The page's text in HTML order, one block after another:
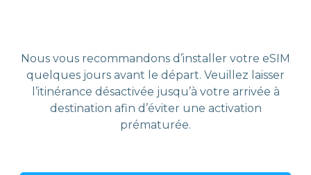
Nous vous recommandons d’installer votre eSIM
quelques jours avant le départ. Veuillez laisser
l’itinérance désactivée jusqu’à votre arrivée à
destination afin d’éviter une activation
prématurée.